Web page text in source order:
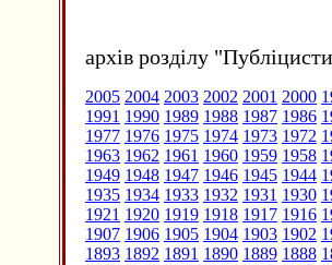
архів розділу
2005 2004 2003 2002 2001 2000
1991 1990 1989 1988 1987 1986
1977 1976 1975 1974 1973 1972
1963 1962 1961 1960 1959 1958
1949 1948 1947 1946 1945 1944
1935 1934 1933 1932 1931 1930
1921 1920 1919 1918 1917 1916
1907 1906 1905 1904 1903 1902
1893 1892 1891 1890 1889 1888